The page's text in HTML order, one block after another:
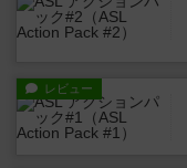
レビュー